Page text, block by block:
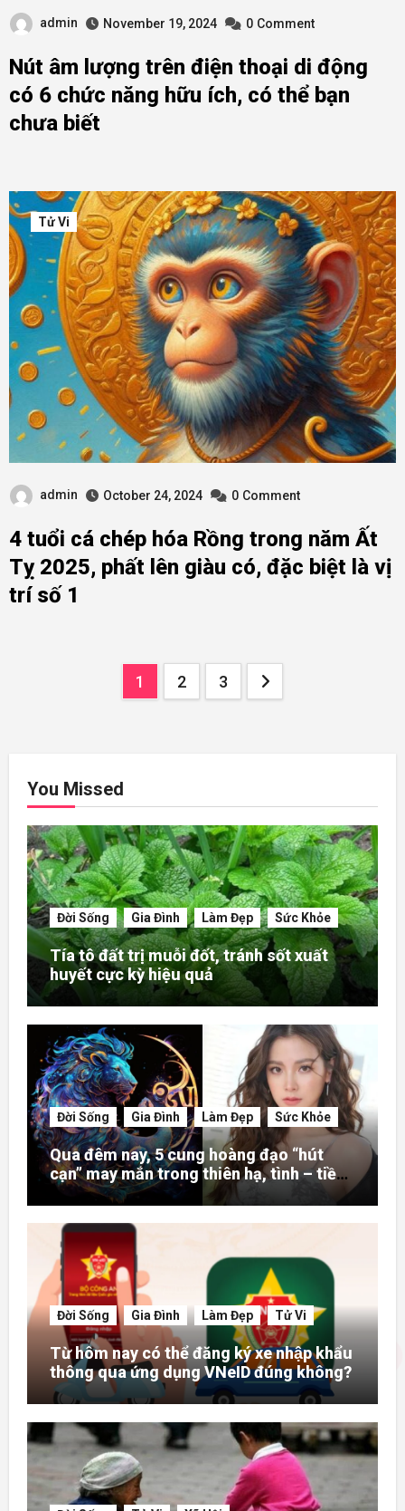
admin November 19, 2024 0 Comment
Nút âm lượng trên điện thoại di động
có 6 chức năng hữu ích, có thể bạn
chưa biết
Tử Vi
admin October 24, 2024 0 Comment
4 tuổi cá chép hóa Rồng trong năm Ất
Tỵ 2025, phất lên giàu có, đặc biệt là vị
trí số 1
1 2 3
You Missed
Đời Sống Gia Đình Làm Đẹp Sức Khỏe
Tía tô đất trị muỗi đốt, tránh sốt xuất
huyết cực kỳ hiệu quả
Đời Sống Gia Đình Làm Đẹp Sức Khỏe
Qua đêm nay, 5 cung hoàng đạo “hút
cạn” may mắn trong thiên hạ, tình – tiền
– danh rực rỡ hơn người
Đời Sống Gia Đình Làm Đẹp Tử Vi
Từ hôm nay có thể đăng ký xe nhập khẩu
thông qua ứng dụng VNeID đúng không?